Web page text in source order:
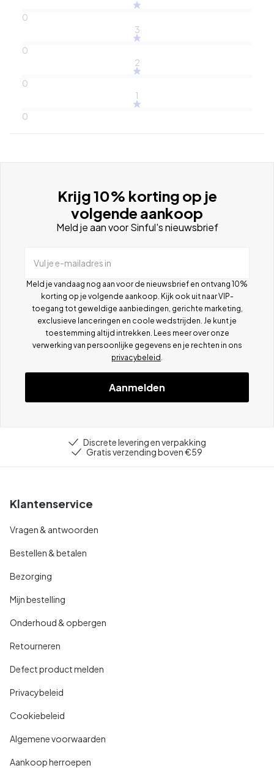
0
3
0
2
0
1
0
Krijg 10% korting op je
volgende aankoop
Meld je aan voor Sinful's nieuwsbrief
Vul je e-mailadres in
Meld je vandaag nog aan voor de nieuwsbrief en ontvang 10%
korting op je volgende aankoop. Kijk ook uit naar VIP-
toegang tot geweldige aanbiedingen, gerichte marketing,
exclusieve lanceringen en coole wedstrijden. Je kunt je
toestemming altijd intrekken. Lees meer over onze
verwerking van persoonlijke gegevens en je rechten in ons
privacybeleid
Aanmelden
Discrete levering en verpakking
Gratis verzending boven €59
Klantenservice
Vragen & antwoorden
Bestellen & betalen
Bezorging
Mijn bestelling
Onderhoud & opbergen
Retourneren
Defect product melden
Privacybeleid
Cookiebeleid
Algemene voorwaarden
Aankoop herroepen